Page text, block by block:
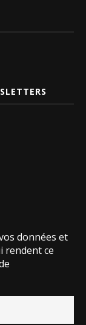
données et
rendent ce